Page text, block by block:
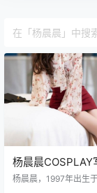
杨晨晨COSPLAY
杨晨晨，1997年出生